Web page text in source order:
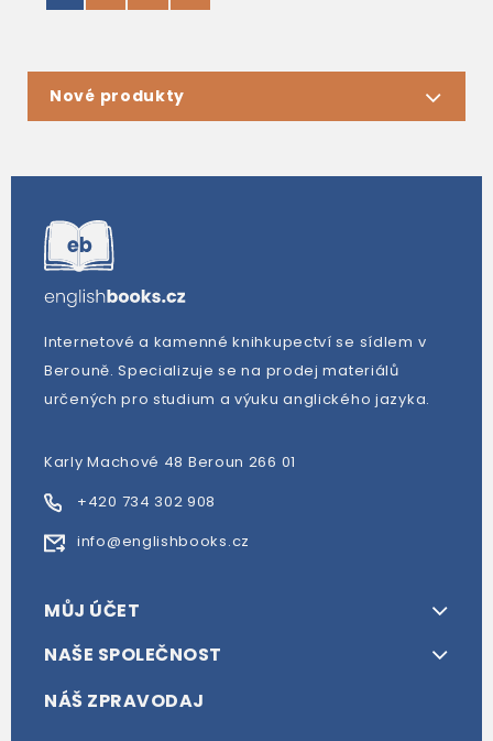
Nové produkty
Internetové a kamenné knihkupectví se sídlem v
Berouně. Specializuje se na prodej materiálů
určených pro studium a výuku anglického jazyka.
Karly Machové 48 Beroun 266 01
+420 734 302 908
info@englishbooks.cz
MŮJ ÚČET
NAŠE SPOLEČNOST
NÁŠ ZPRAVODAJ